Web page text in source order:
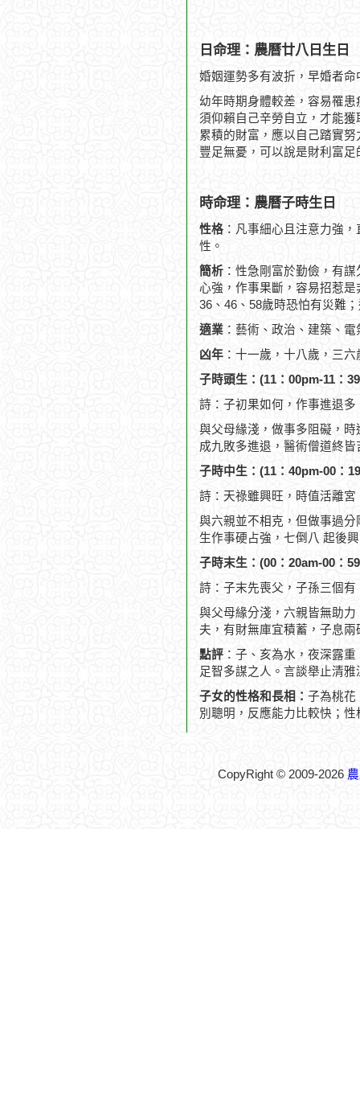
日命理：農曆廿八日生日
婚姻運勢多有波折，早婚者
幼年時期身體較差，容易罹
須仰賴自己辛勞自立，才能
累積的財富，應以自己踏實
豐足無憂，可以說是財利富足
時命理：農曆子時生日
性格 ：凡事細心且注意力強
性。
簡析 ：性急剛富於勤儉，有
心強，作事果斷，容易招惹
36、46、58歲時恐怕有災難
適業 ：藝術、政治、建築、
凶年 ：十一歲，十八歲，三
子時頭生：(11：00pm-11：
詩：子初果如何，作事進退
與父母緣淺，做事多阻礙，
成九敗多進退，醫術僧道終
子時中生：(11：40pm-00：
詩：天祿雖興旺，時值活離
與六親並不相克，但做事過
生作事硬占強，七倒八 起後
子時末生：(00：20am-00：
詩：子末先喪父，子孫三個
與父母緣分淺，六親皆無助
夫，有財無庫宜積蓄，子息兩
點評 ：子、亥為水，夜深露
足智多謀之人。言談舉止清
子女的性格和長相： 子為桃花
別聰明，反應能力比較快；
CopyRight © 2009-2026